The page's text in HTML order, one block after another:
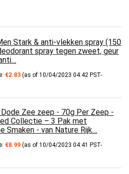
Stark & anti-vlekken spray (150
spray tegen zweet, geur
€2.83 (as of 10/04/2023 04:42 PST-
Dode Zee zeep - 70g Per Zeep -
Collectie – 3 Pak met
Smaken - van Nature Rijk…
€8.99 (as of 10/04/2023 04:41 PST-